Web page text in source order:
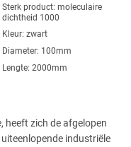
​Sterk product: moleculaire
dichtheid 1000
Kleur: zwart
Diameter: 100mm
Lengte: 2000mm
, heeft zich de afgelopen
industriële